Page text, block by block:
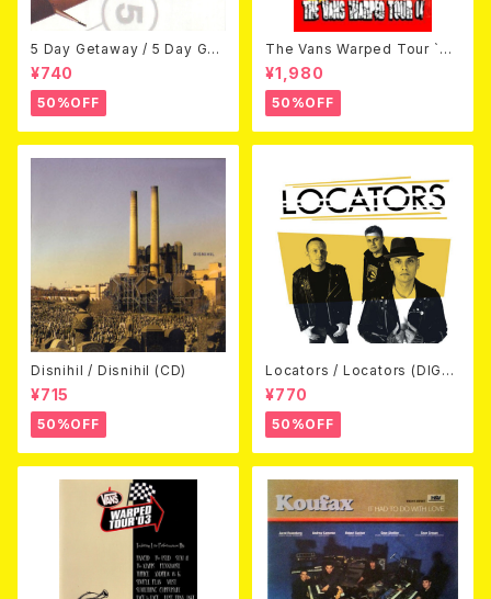
5 Day Getaway / 5 Day Get
away (CDEP)
¥740
50%OFF
The Vans Warped Tour `04
Beyond Warped (国内盤DV
D)
¥1,980
50%OFF
Disnihil / Disnihil (CD)
¥715
50%OFF
Locators / Locators (DIGPA
CK CD)
¥770
50%OFF